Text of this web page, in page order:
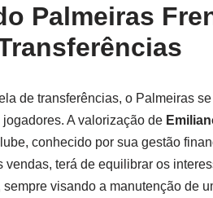
Palmeiras
de transferências, o Palmeiras
A valorização de
conhecido por sua gestão
vendas, terá de equilibrar os
visando a manutenção de